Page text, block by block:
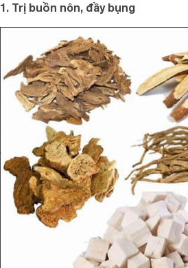
1. Trị buồn nôn, đầy bụng